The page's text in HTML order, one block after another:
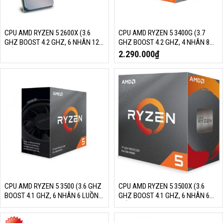
CPU AMD RYZEN 5 2600X (3.6
GHZ BOOST 4.2 GHZ, 6 NHÂN 12
SOCKET AM4)
CPU AMD RYZEN 5 3400G (3.7
GHZ BOOST 4.2 GHZ, 4 NHÂN 8
LUỒNG, 6MB CACHE, RADEON
VEGA 11, 65W, SOCKET AM4)
2.290.000₫
CPU AMD RYZEN 5 3500 (3.6 GHZ
BOOST 4.1 GHZ, 6 NHÂN 6 LUỒNG,
16MB CACHE, 65W, SOCKET AM4)
CPU AMD RYZEN 5 3500X (3.6
GHZ BOOST 4.1 GHZ, 6 NHÂN 6
LUỒNG, 32MB CACHE, 65W,
SOCKET AM4)